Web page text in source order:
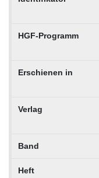
HGF-Programm
Erschienen in
Verlag
Band
Heft